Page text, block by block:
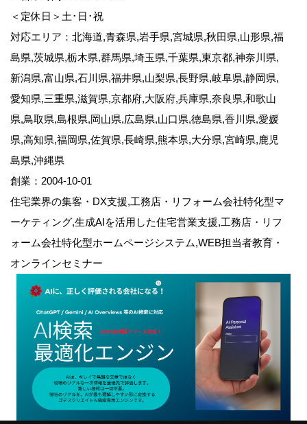
＜定休日＞土･日･祝
対応エリア：北海道,青森県,岩手県,宮城県,秋田県,山形県,福
島県,茨城県,栃木県,群馬県,埼玉県,千葉県,東京都,神奈川県,
新潟県,富山県,石川県,福井県,山梨県,長野県,岐阜県,静岡県,
愛知県,三重県,滋賀県,京都府,大阪府,兵庫県,奈良県,和歌山
県,鳥取県,島根県,岡山県,広島県,山口県,徳島県,香川県,愛媛
県,高知県,福岡県,佐賀県,長崎県,熊本県,大分県,宮崎県,鹿児
島県,沖縄県
創業：2004-10-01
住宅業界の集客・DX支援,工務店・リフォーム会社特化型マ
ーケティング,生成AIを活用した住宅営業支援,工務店・リフ
ォーム会社特化型ホームページシステム,WEB担当者教育・
オンラインセミナー